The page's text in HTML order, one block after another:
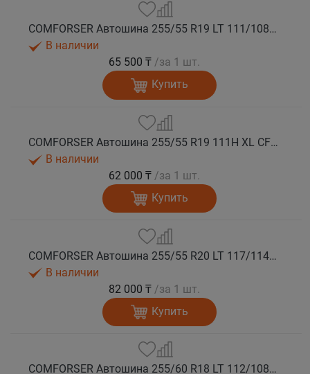
COMFORSER Автошина 255/55 R19 LT 111/108S CF1100 RWL лето
В наличии
65 500 ₸ /за 1 шт.
Купить
COMFORSER Автошина 255/55 R19 111H XL CF1100 RWL лето
В наличии
62 000 ₸ /за 1 шт.
Купить
COMFORSER Автошина 255/55 R20 LT 117/114S CF1100 RWL 10PR лето
В наличии
82 000 ₸ /за 1 шт.
Купить
COMFORSER Автошина 255/60 R18 LT 112/108S CF1100 RWL лето